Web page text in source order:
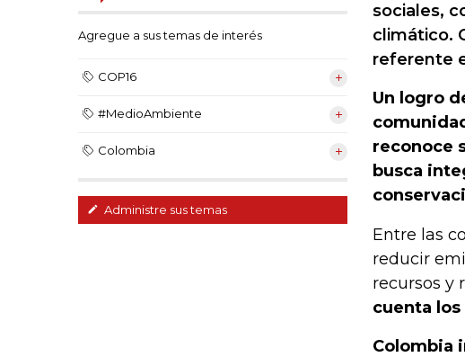
Agregue a sus temas de interés
COP16
#MedioAmbiente
Colombia
Administre sus temas
sociales,
climático.
referente
Un logro
reconoce
busca
Entre las
reducir
recursos y
cuenta
Colombia